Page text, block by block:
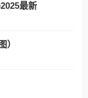
最新
）